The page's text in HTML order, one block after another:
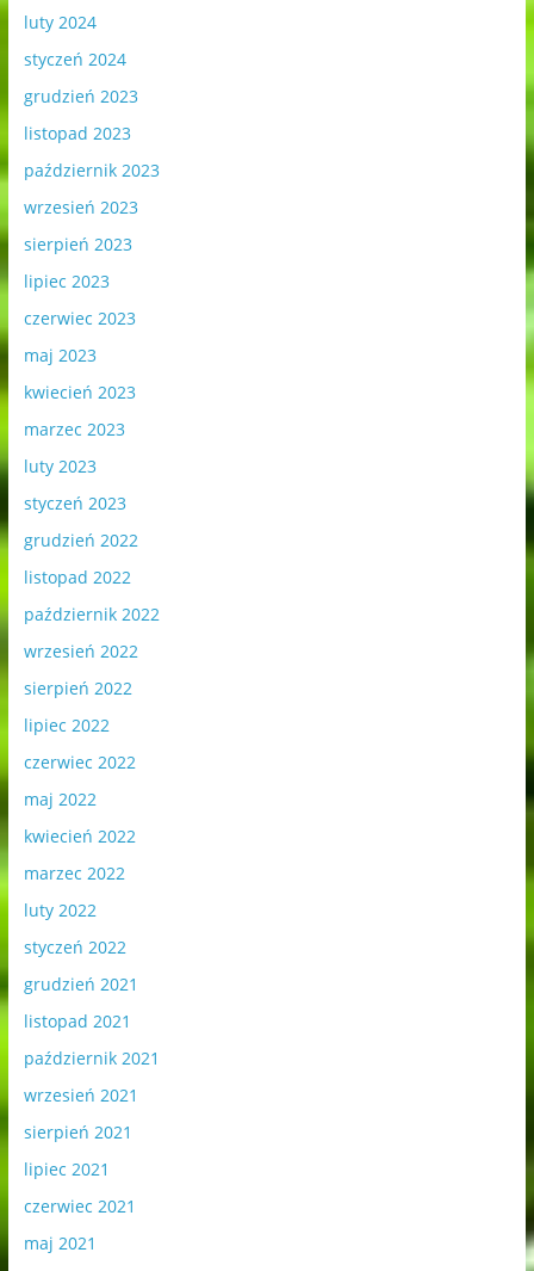
luty 2024
styczeń 2024
grudzień 2023
listopad 2023
październik 2023
wrzesień 2023
sierpień 2023
lipiec 2023
czerwiec 2023
maj 2023
kwiecień 2023
marzec 2023
luty 2023
styczeń 2023
grudzień 2022
listopad 2022
październik 2022
wrzesień 2022
sierpień 2022
lipiec 2022
czerwiec 2022
maj 2022
kwiecień 2022
marzec 2022
luty 2022
styczeń 2022
grudzień 2021
listopad 2021
październik 2021
wrzesień 2021
sierpień 2021
lipiec 2021
czerwiec 2021
maj 2021